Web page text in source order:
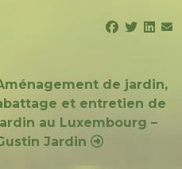
de jardin,
et entretien de
au Luxembourg –
Jardin